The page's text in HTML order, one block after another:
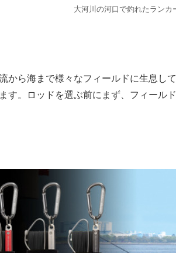
大河川の河口で釣れたランカ
から海まで様々なフィールドに生息し
す。ロッドを選ぶ前にまず、フィール